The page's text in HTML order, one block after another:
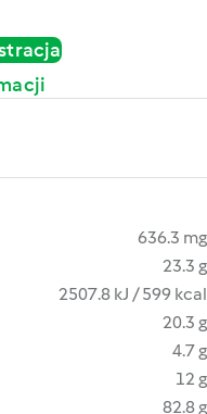
636.3 mg
23.3 g
2507.8 kJ / 599 kcal
20.3 g
4.7 g
12 g
82.8 g